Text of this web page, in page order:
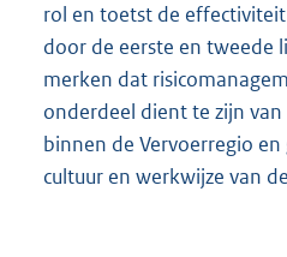
rol en toetst de
door de eerste en tweede
merken dat
onderdeel dient te zijn
binnen de Vervoerregio
cultuur en werkwijze van